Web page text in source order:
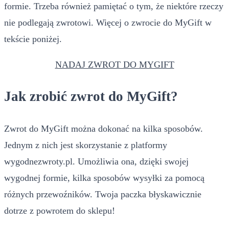
formie. Trzeba również pamiętać o tym, że niektóre rzeczy
nie podlegają zwrotowi. Więcej o zwrocie do MyGift w
tekście poniżej.
NADAJ ZWROT DO MYGIFT
Jak zrobić zwrot do MyGift?
Zwrot do MyGift można dokonać na kilka sposobów.
Jednym z nich jest skorzystanie z platformy
wygodnezwroty.pl. Umożliwia ona, dzięki swojej
wygodnej formie, kilka sposobów wysyłki za pomocą
różnych przewoźników. Twoja paczka błyskawicznie
dotrze z powrotem do sklepu!